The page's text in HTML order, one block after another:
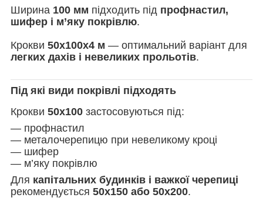
Ширина 100 мм підходить під профнастил,
шифер і м’яку покрівлю.
Крокви 50х100х4 м — оптимальний варіант для
легких дахів і невеликих прольотів.
Під які види покрівлі підходять
Крокви 50х100 застосовуються під:
— профнастил
— металочерепицю при невеликому кроці
— шифер
— м’яку покрівлю
Для капітальних будинків і важкої черепиці
рекомендується 50х150 або 50х200.